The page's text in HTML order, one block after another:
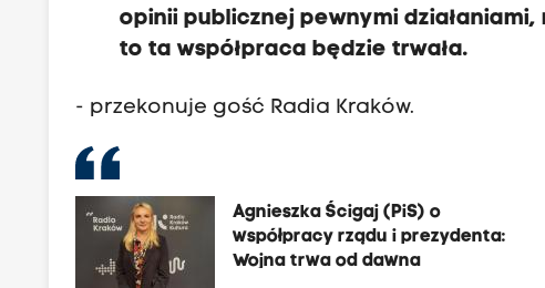
opinii publicznej pewnymi
to ta współpraca będzie trwała.
- przekonuje gość Radia Kraków.
Agnieszka Ścigaj (PiS) o
współpracy rządu i prezydenta:
Wojna trwa od dawna